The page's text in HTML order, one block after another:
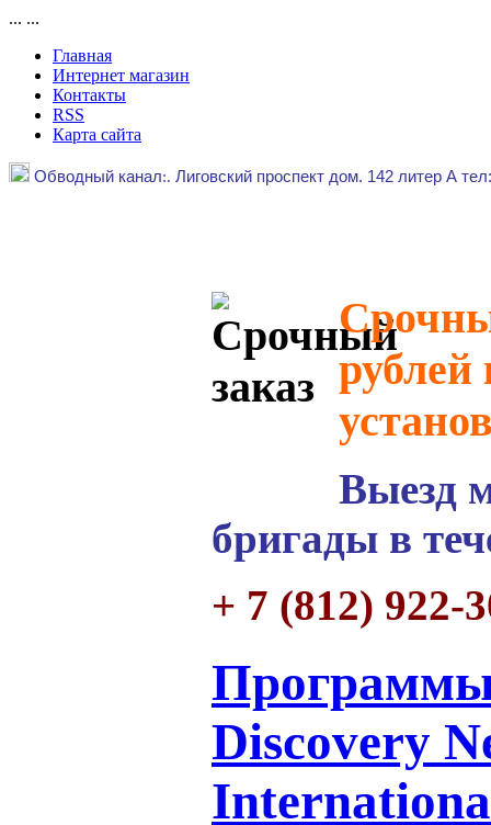
... ...
Главная
Интернет магазин
Контакты
RSS
Карта сайта
Обводный канал:. Лиговский проспект дом. 142 литер А
рублей
Выезд
бригады в
+ 7 (812) 922-
Discovery